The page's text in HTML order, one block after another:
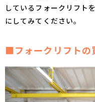
しているフォークリフト
にしてみてください。
■フォークリフトの